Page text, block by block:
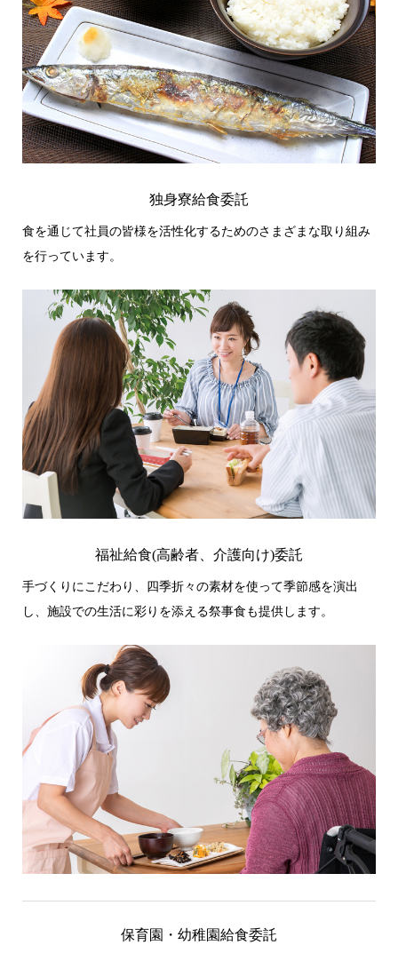
独身寮給食委託
食を通じて社員の皆様を活性化するためのさまざまな取り組み
を行っています。
福祉給食(高齢者、介護向け)委託
手づくりにこだわり、四季折々の素材を使って季節感を演出
し、施設での生活に彩りを添える祭事食も提供します。
保育園・幼稚園給食委託